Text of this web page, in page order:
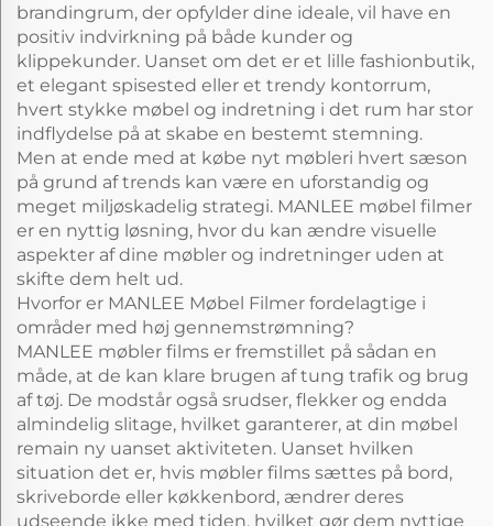
brandingrum, der opfylder dine ideale, vil have en
positiv indvirkning på både kunder og
klippekunder. Uanset om det er et lille fashionbutik,
et elegant spisested eller et trendy kontorrum,
hvert stykke møbel og indretning i det rum har stor
indflydelse på at skabe en bestemt stemning.
Men at ende med at købe nyt møbleri hvert sæson
på grund af trends kan være en uforstandig og
meget miljøskadelig strategi. MANLEE møbel filmer
er en nyttig løsning, hvor du kan ændre visuelle
aspekter af dine møbler og indretninger uden at
skifte dem helt ud.
Hvorfor er MANLEE Møbel Filmer fordelagtige i
områder med høj gennemstrømning?
MANLEE møbler films er fremstillet på sådan en
måde, at de kan klare brugen af tung trafik og brug
af tøj. De modstår også srudser, flekker og endda
almindelig slitage, hvilket garanterer, at din møbel
remain ny uanset aktiviteten. Uanset hvilken
situation det er, hvis møbler films sættes på bord,
skriveborde eller køkkenbord, ændrer deres
udseende ikke med tiden, hvilket gør dem nyttige